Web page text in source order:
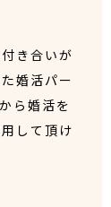
き合いが
婚活パー
ら婚活を
して頂け